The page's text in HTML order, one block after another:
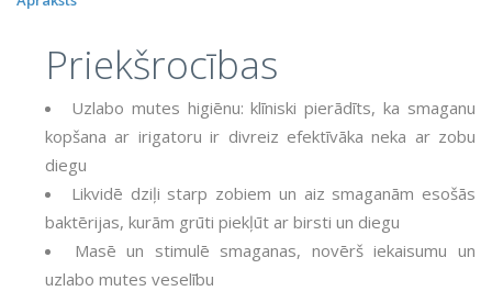
Priekšrocības
Uzlabo mutes higiēnu: klīniski pierādīts, ka smaganu
kopšana ar irigatoru ir divreiz efektīvāka neka ar zobu
diegu
Likvidē dziļi starp zobiem un aiz smaganām esošās
baktērijas, kurām grūti piekļūt ar birsti un diegu
Masē un stimulē smaganas, novērš iekaisumu un
uzlabo mutes veselību